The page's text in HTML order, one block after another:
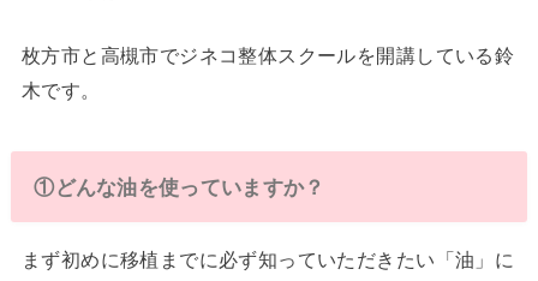
枚方市と高槻市でジネコ整体スクールを開講している鈴
木です。
①どんな油を使っていますか？
まず初めに移植までに必ず知っていただきたい「油」に